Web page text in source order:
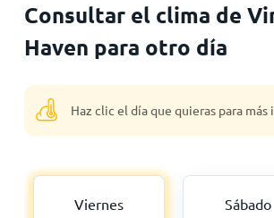
Consultar el clima de
Haven para otro día
Haz clic el día que quieras para
Viernes Sábado